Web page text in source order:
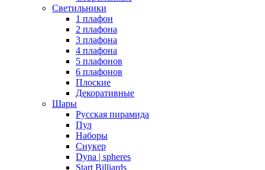
Светильники
1 плафон
2 плафона
3 плафона
4 плафона
5 плафонов
6 плафонов
Плоские
Декоративные
Шары
Русская пирамида
Пул
Наборы
Снукер
Dyna | spheres
Start Billiards